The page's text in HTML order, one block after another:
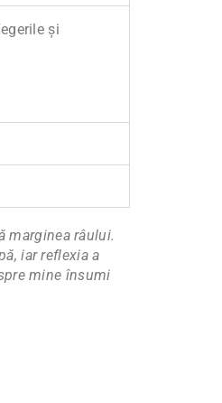
și
marginea râului.
iar reflexia a
mine însumi